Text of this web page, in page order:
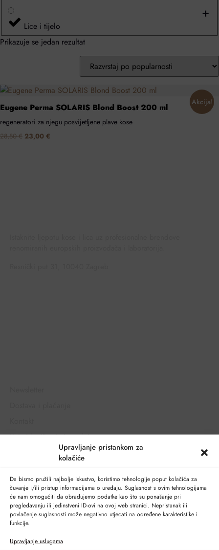
Upravljanje pristankom za
kolačiće
Da bismo pružili najbolje iskustvo, koristimo tehnologije poput kolačića za
čuvanje i/ili pristup informacijama o uređaju. Suglasnost s ovim tehnologijama
će nam omogućiti da obrađujemo podatke kao što su ponašanje pri
pregledavanju ili jedinstveni ID-ovi na ovoj web stranici. Nepristanak ili
povlačenje suglasnosti može negativno utjecati na određene karakteristike i
funkcije.
Upravljanje uslugama
Lice i tijelo
+
Prikazuje se jedan rezultat
Akcija!
Eugene Perma SOLARIS Blond Boost 200 ml
regeneratori za njegu posvijetljene plave kose
28,80€ 23,00 €
Uvjeti korištenja i prodaje
Zaštita privatnosti
Korisnički račun
Moj račun
Narudžbe
Adrese za dostavu
Promjena lozinke